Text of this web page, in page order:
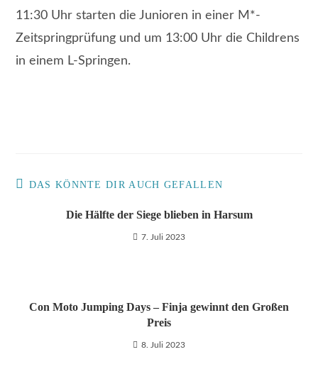
11:30 Uhr starten die Junioren in einer M*-
Zeitspringprüfung und um 13:00 Uhr die Childrens
in einem L-Springen.
DAS KÖNNTE DIR AUCH GEFALLEN
Die Hälfte der Siege blieben in Harsum
7. Juli 2023
Con Moto Jumping Days – Finja gewinnt den Großen
Preis
8. Juli 2023